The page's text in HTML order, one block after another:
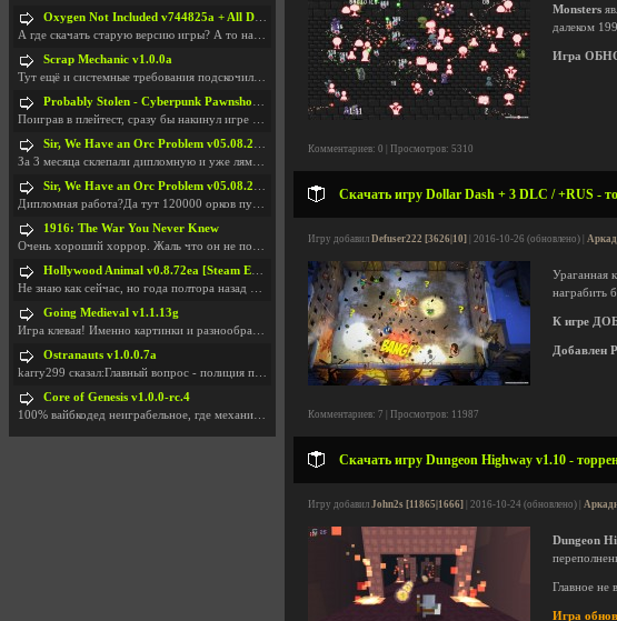
Monsters
далеком
Игра
Комментариев: 0 | Просмотров: 5310
Скачать игру Dollar Dash + 3 DLC / +RUS -
Игру добавил Defuser222 [3626|10] | 2016-10-26 (обновлено) |
Ураганная
награбить
К игре
Добавлен
Комментариев: 7 | Просмотров: 11987
Скачать игру Dungeon Highway v1.10 -
Игру добавил John2s [11865|1666] | 2016-10-24 (обновлено) |
Dungeon
Главное не
Игра
Oxygen Not Included v744825a + All DLC
А где скачать старую версию игры? А то на новой но
Scrap Mechanic v1.0.0a
Тут ещё и системные требования подскочили. Если не
Probably Stolen - Cyberpunk Pawnshop Simulator v048c [Playtest]
Поиграв в плейтест, сразу бы накинул игре наивысши
Sir, We Have an Orc Problem v05.08.2026
За 3 месяца склепали дипломную и уже лям двести ба
Sir, We Have an Orc Problem v05.08.2026
Дипломная работа?Да тут 120000 орков путь выбирают
1916: The War You Never Knew
Очень хороший хоррор. Жаль что он не получил должн
Hollywood Animal v0.8.72ea [Steam Early Access]
Не знаю как сейчас, но года полтора назад игра был
Going Medieval v1.1.13g
Игра клевая! Именно картинки и разнообразия в стро
Ostranauts v1.0.0.7a
karry299 сказал:Главный вопрос - полиция по-прежне
Core of Genesis v1.0.0-rc.4
100% вайбкодед неиграбельное, где механики знает т